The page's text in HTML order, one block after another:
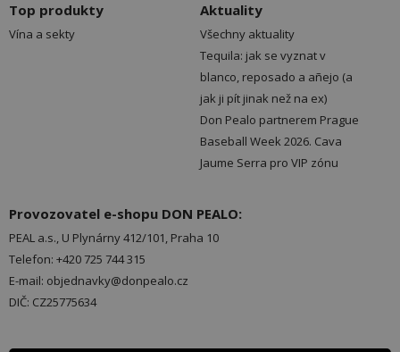
Top produkty
Vína a sekty
Aktuality
Všechny aktuality
Tequila: jak se vyznat v
blanco, reposado a añejo (a
jak ji pít jinak než na ex)
Don Pealo partnerem Prague
Baseball Week 2026. Cava
Jaume Serra pro VIP zónu
Provozovatel e-shopu DON PEALO:
PEAL a.s., U Plynárny 412/101, Praha 10
Telefon: +420 725 744 315
E-mail: objednavky@donpealo.cz
DIČ: CZ25775634